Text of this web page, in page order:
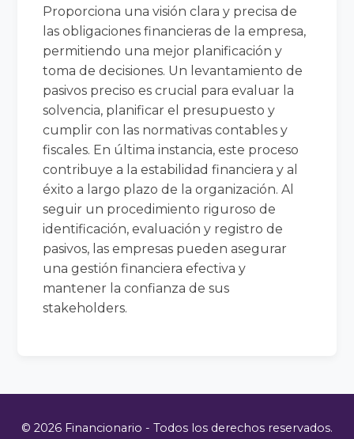
Proporciona una visión clara y precisa de
las obligaciones financieras de la empresa,
permitiendo una mejor planificación y
toma de decisiones. Un levantamiento de
pasivos preciso es crucial para evaluar la
solvencia, planificar el presupuesto y
cumplir con las normativas contables y
fiscales. En última instancia, este proceso
contribuye a la estabilidad financiera y al
éxito a largo plazo de la organización. Al
seguir un procedimiento riguroso de
identificación, evaluación y registro de
pasivos, las empresas pueden asegurar
una gestión financiera efectiva y
mantener la confianza de sus
stakeholders.
© 2026 Financionario - Todos los derechos reservados.